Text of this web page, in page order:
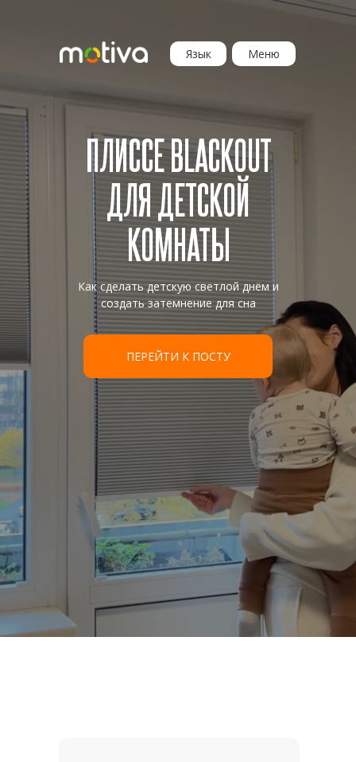
Язык Меню
ПЕРЕЙТИ К ПОСТУ
ПЛИССЕ BLACKOUT
ДЛЯ ДЕТСКОЙ
КОМНАТЫ
Как сделать детскую светлой днём и
создать затемнение для сна